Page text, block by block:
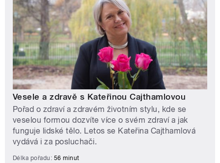
Vesele a zdravě s Kateřinou Cajthamlovou
Pořad o zdraví a zdravém životním stylu, kde se
veselou formou dozvíte více o svém zdraví a jak
funguje lidské tělo. Letos se Kateřina Cajthamlová
vydává i za posluchači.
Délka pořadu: 56 minut